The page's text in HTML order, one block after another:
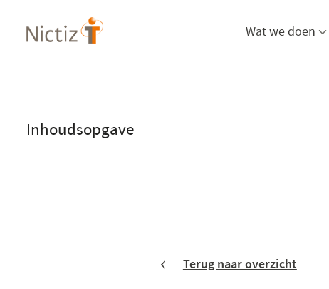
en
Wat we doen
Inhoudsopgave
Terug naar overzicht